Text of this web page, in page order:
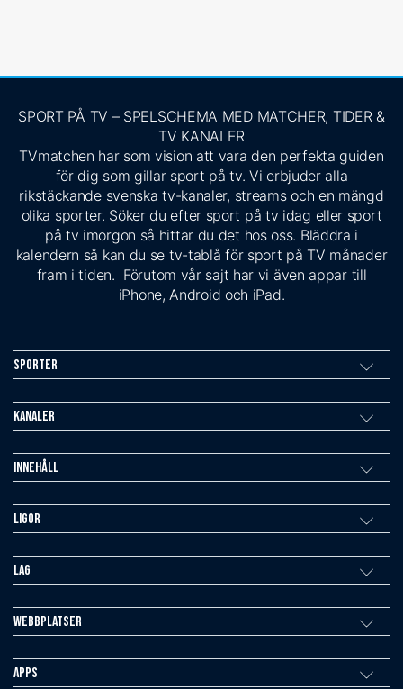
SPORT PÅ TV – SPELSCHEMA MED MATCHER, TIDER &
TV KANALER
TVmatchen har som vision att vara den perfekta guiden
för dig som gillar sport på tv. Vi erbjuder alla
rikstäckande svenska tv-kanaler, streams och en mängd
olika sporter. Söker du efter sport på tv idag eller sport
på tv imorgon så hittar du det hos oss. Bläddra i
kalendern så kan du se tv-tablå för sport på TV månader
fram i tiden. Förutom vår sajt har vi även appar till
iPhone, Android och iPad.
Sporter
Kanaler
Innehåll
Ligor
Lag
Webbplatser
Apps